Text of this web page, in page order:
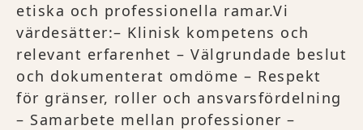
etiska och professionella ramar.Vi
värdesätter:– Klinisk kompetens och
relevant erfarenhet – Välgrundade beslut
och dokumenterat omdöme – Respekt
för gränser, roller och ansvarsfördelning
– Samarbete mellan professioner –